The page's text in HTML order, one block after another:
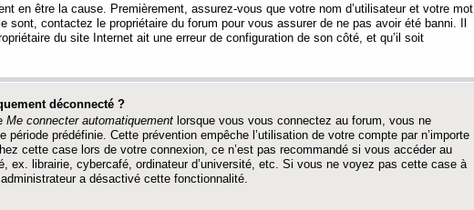
en être la cause. Premièrement, assurez-vous que votre nom d’utilisateur et votre mot
sont, contactez le propriétaire du forum pour vous assurer de ne pas avoir été banni. Il
du site Internet ait une erreur de configuration de son côté, et qu’il soit
déconnecté ?
Me connecter automatiquement lorsque vous vous connectez au forum, vous ne
période prédéfinie. Cette prévention empêche l’utilisation de votre compte par n’importe
cette case lors de votre connexion, ce n’est pas recommandé si vous accéder au
ex. librairie, cybercafé, ordinateur d’université, etc. Si vous ne voyez pas cette case à
a désactivé cette fonctionnalité.